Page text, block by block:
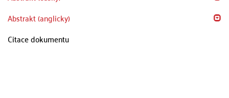
Abstrakt (anglicky)
Citace dokumentu